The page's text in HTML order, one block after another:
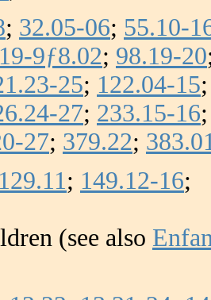
; 32.05-06; 55.10-
9ƒ8.02; 98.19-20
25; 122.04-15
27; 233.15-16
27; 379.22;
129.11; 149.12-16;
(see also